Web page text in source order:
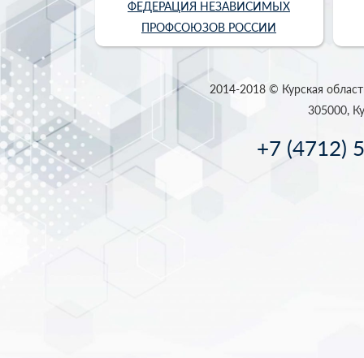
ФЕДЕРАЦИЯ НЕЗАВИСИМЫХ
ПРОФСОЮЗОВ РОССИИ
2014-2018 © Курская
305000,
+7 (4712)